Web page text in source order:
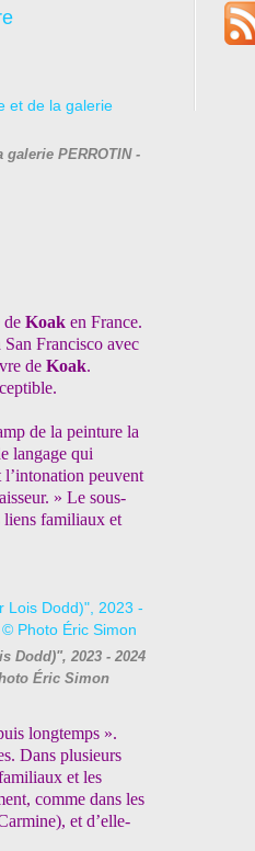
PERROTIN -
de Koak en France.
Francisco avec
de Koak.
de la peinture la
langage qui
l’intonation peuvent
» Le sous-
liens familiaux et
Dodd)", 2023 - 2024
Éric Simon
longtemps ».
Dans plusieurs
et les
comme dans les
et d’elle-